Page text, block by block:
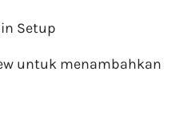
Setup
untuk menambahkan